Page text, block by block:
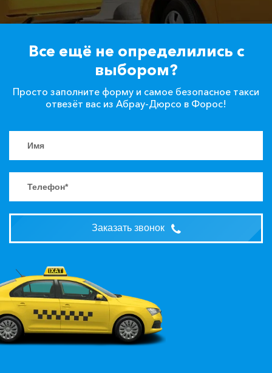
Все ещё не определились с
выбором?
Просто заполните форму и самое безопасное такси
отвезёт вас из Абрау-Дюрсо в Форос!
Заказать звонок